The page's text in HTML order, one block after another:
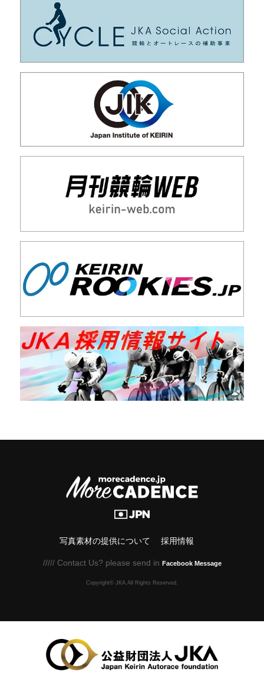
写真素材の提供について 採用情報
///// Contact Us? please send in Facebook Message
Copyright© JKA.All Rights Reserved.